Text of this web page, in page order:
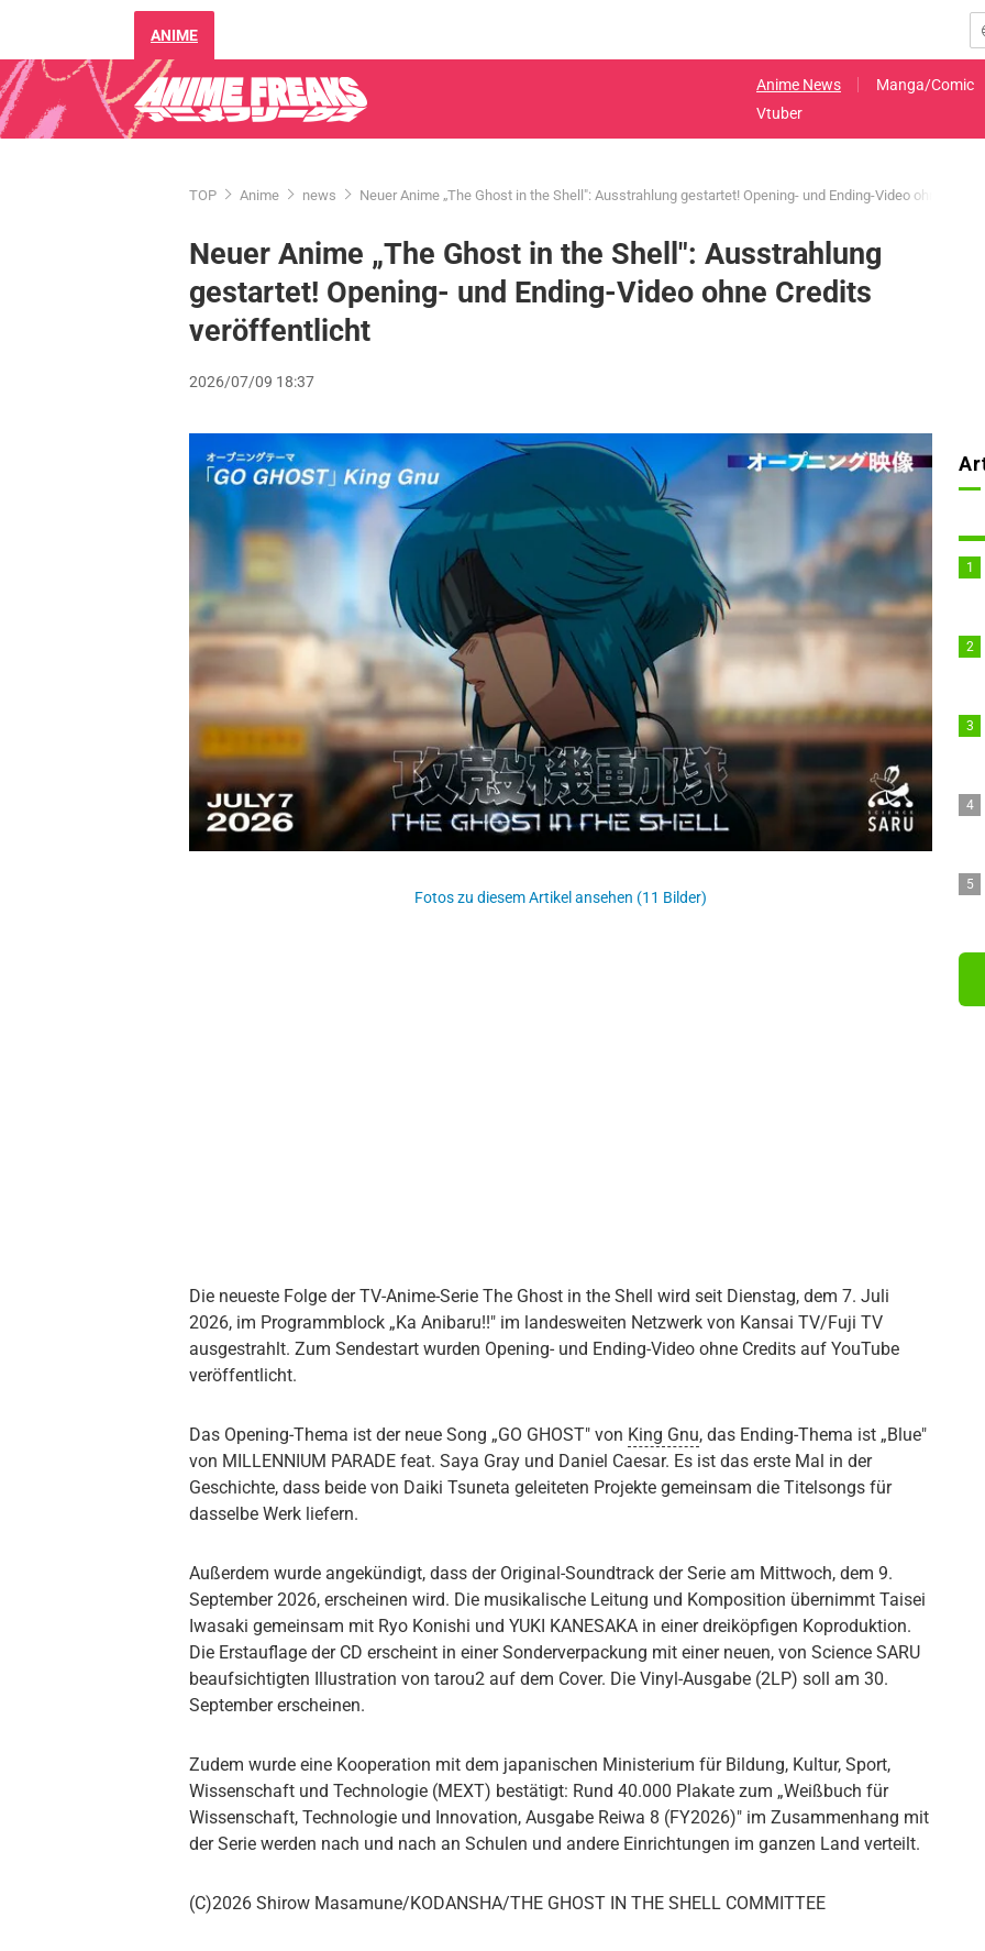
ANIME
Anime News Manga/Comic
Vtuber
TOP Anime news Neuer Anime „The Ghost in the Shell": Ausstrahlung gestartet! Opening- und Ending-Video ohne
Neuer Anime „The Ghost in the Shell": Ausstrahlung
gestartet! Opening- und Ending-Video ohne Credits
veröffentlicht
2026/07/09 18:37
Fotos zu diesem Artikel ansehen (11 Bilder)
Die neueste Folge der TV-Anime-Serie The Ghost in the Shell wird seit Dienstag, dem 7. Juli
2026, im Programmblock „Ka Anibaru!!" im landesweiten Netzwerk von Kansai TV/Fuji TV
ausgestrahlt. Zum Sendestart wurden Opening- und Ending-Video ohne Credits auf YouTube
veröffentlicht.
Das Opening-Thema ist der neue Song „GO GHOST" von King Gnu, das Ending-Thema ist „Blue"
von MILLENNIUM PARADE feat. Saya Gray und Daniel Caesar. Es ist das erste Mal in der
Geschichte, dass beide von Daiki Tsuneta geleiteten Projekte gemeinsam die Titelsongs für
dasselbe Werk liefern.
Außerdem wurde angekündigt, dass der Original-Soundtrack der Serie am Mittwoch, dem 9.
September 2026, erscheinen wird. Die musikalische Leitung und Komposition übernimmt Taisei
Iwasaki gemeinsam mit Ryo Konishi und YUKI KANESAKA in einer dreiköpfigen Koproduktion.
Die Erstauflage der CD erscheint in einer Sonderverpackung mit einer neuen, von Science SARU
beaufsichtigten Illustration von tarou2 auf dem Cover. Die Vinyl-Ausgabe (2LP) soll am 30.
September erscheinen.
Zudem wurde eine Kooperation mit dem japanischen Ministerium für Bildung, Kultur, Sport,
Wissenschaft und Technologie (MEXT) bestätigt: Rund 40.000 Plakate zum „Weißbuch für
Wissenschaft, Technologie und Innovation, Ausgabe Reiwa 8 (FY2026)" im Zusammenhang mit
der Serie werden nach und nach an Schulen und andere Einrichtungen im ganzen Land verteilt.
(C)2026 Shirow Masamune/KODANSHA/THE GHOST IN THE SHELL COMMITTEE